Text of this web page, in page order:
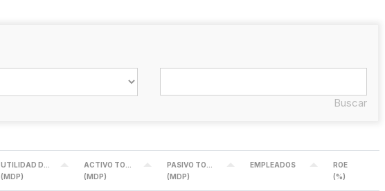
Buscar
(MDP)
(MDP)
(MDP)
EMPLEADOS
ROE
(%)